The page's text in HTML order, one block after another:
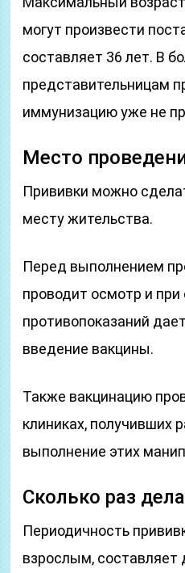
могут произвести
составляет 36 лет. В
представительницам
иммунизацию уже не
Место
Прививки можно
месту жительства.
Перед выполнением
проводит осмотр и при
противопоказаний
введение вакцины.
Также вакцинацию
клиниках, получивших
выполнение этих
Сколько раз
Периодичность
взрослым, составляет